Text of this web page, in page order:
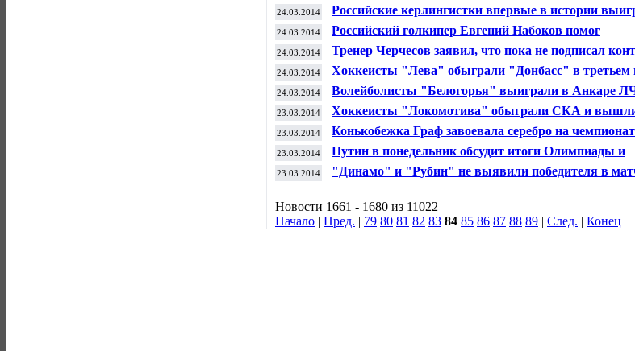
24.03.2014
Российские керлингистки впервые в истории
бронзу чемпионата мира
24.03.2014
Российский голкипер Евгений Набоков помог
"Айлендерс" обыграть "Коламбус" в матче НХЛ
24.03.2014
Тренер Черчесов заявил, что пока не подписал
ФК "Спартак"
24.03.2014
Хоккеисты "Лева" обыграли "Донбасс" в третьем
1/4 финала Кубка Гагарина
24.03.2014
Волейболисты "Белогорья" выиграли в Анкаре
титул в третий раз
23.03.2014
Хоккеисты "Локомотива" обыграли СКА и
вперед в серии плей-офф КХЛ
23.03.2014
Конькобежка Граф завоевала серебро на
в многоборье
23.03.2014
Путин в понедельник обсудит итоги Олимпиады и
Паралимпиады
23.03.2014
"Динамо" и "Рубин" не выявили победителя в
Новости 1661 - 1680 из 11022
Начало | Пред. | 79 80 81 82 83 84 85 86 87 88 89 | След. | Конец